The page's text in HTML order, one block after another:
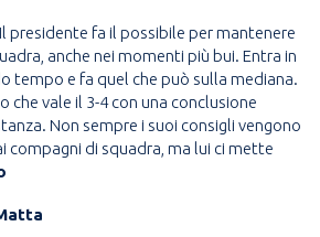
presidente fa il possibile per mantenere
anche nei momenti più bui. Entra in
tempo e fa quel che può sulla mediana.
che vale il 3-4 con una conclusione
Non sempre i suoi consigli vengono
compagni di squadra, ma lui ci mette